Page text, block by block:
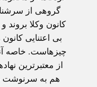
گروهی از
کانون وکلا بروند
بی اعتنایی
چیزهاست. خاصه
از معتبرترین
هم به سرنوشت